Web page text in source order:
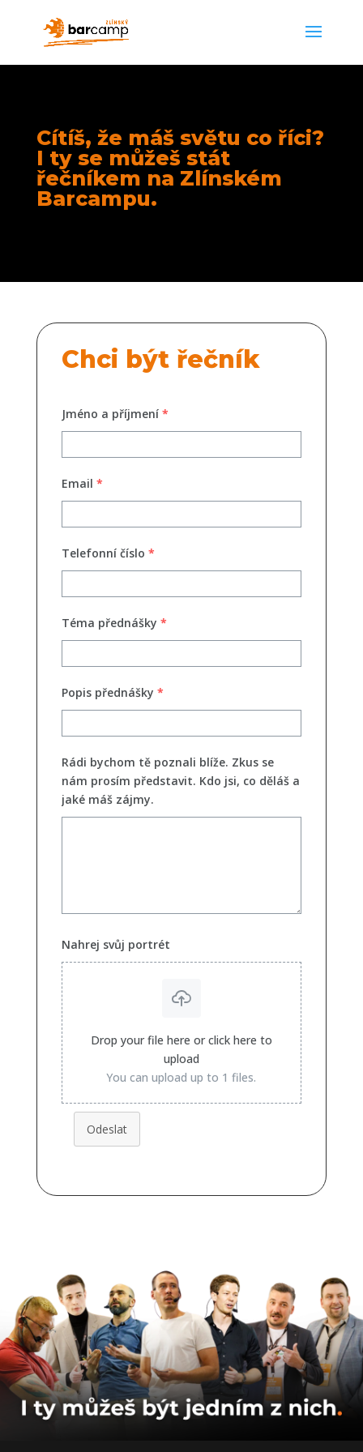
Cítíš, že máš světu co říci?
I ty se můžeš stát
řečníkem na Zlínském
Barcampu.
Chci být řečník
Jméno a příjmení *
Email *
Telefonní číslo *
Téma přednášky *
Popis přednášky *
Rádi bychom tě poznali blíže. Zkus se
nám prosím představit. Kdo jsi, co děláš a
jaké máš zájmy.
Nahrej svůj portrét
Drop your file here or click here to
upload
You can upload up to 1 files.
Odeslat